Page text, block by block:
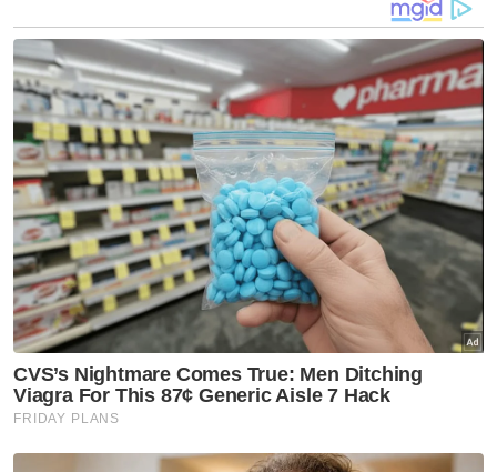
Artikel Berkaitan:
Ibu tinggalkan amanat sambung perjuangan
Impi kembali main bola di padang Gaza
Badan, pemimpin dunia masih terjerat naratif pro-
Zionis
Hanya seorang yang buat kecoh, tergamak
'halalkan' kezaliman di Gaza
Zionis sakan 'berTikTok' sepanjang Perang Gaza
366 hari Gaza berdarah: Hanya menanti keajaiban
ALLAH SWT
Muat turun aplikasi Sinar Harian.Klik di sini!
Hamas